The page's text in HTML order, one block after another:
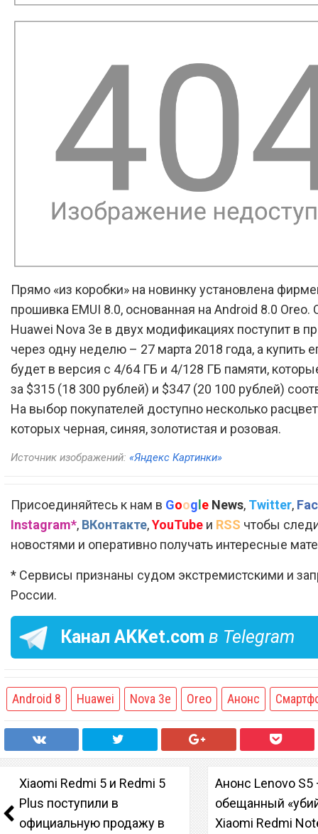
Прямо «из коробки» на новинку установлена
прошивка EMUI 8.0, основанная на Android 8.0 Oreo.
Huawei Nova 3e в двух модификациях поступит в
через одну неделю – 27 марта 2018 года, а купить
будет в версия с 4/64 ГБ и 4/128 ГБ памяти,
за $315 (18 300 рублей) и $347 (20 100 рублей)
На выбор покупателей доступно несколько
которых черная, синяя, золотистая и розовая.
Источник изображений: «Яндекс Картинки»
Присоединяйтесь к нам в Goog e News, Twitter,
Instagram*, ВКонтакте,YouTube и RSS чтобы
новостями и оперативно получать интересные
* Сервисы признаны судом экстремистскими и
России.
Канал AKKet.com в Telegram
Android 8 Huawei Nova 3e Oreo Анонс
Xiaomi Redmi 5 и Redmi 5
Plus поступили в
официальную продажу в
Анонс Lenovo S5
обещанный
Xiaomi Redmi